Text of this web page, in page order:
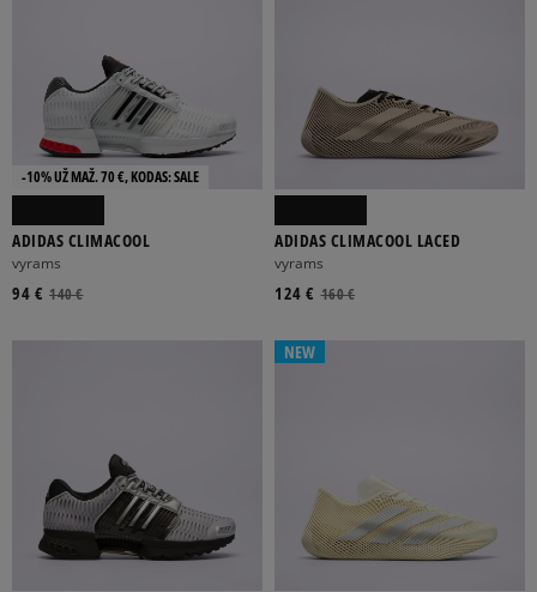
-10% UŽ MAŽ. 70 €, KODAS: SALE
ADIDAS CLIMACOOL
vyrams
140 €
94 €
ADIDAS CLIMACOOL LACED
vyrams
160 €
124 €
NEW